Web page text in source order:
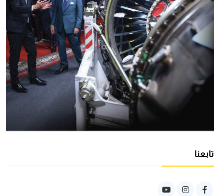
تابعنا